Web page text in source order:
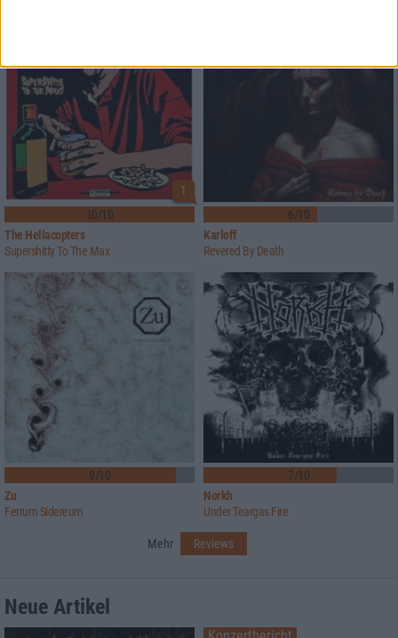
1
10/10
The Hellacopters
Supershitty To The Max
6/10
Karloff
Revered By Death
9/10
Zu
Ferrum Sidereum
7/10
Norkh
Under Teargas Fire
Mehr Reviews
Neue Artikel